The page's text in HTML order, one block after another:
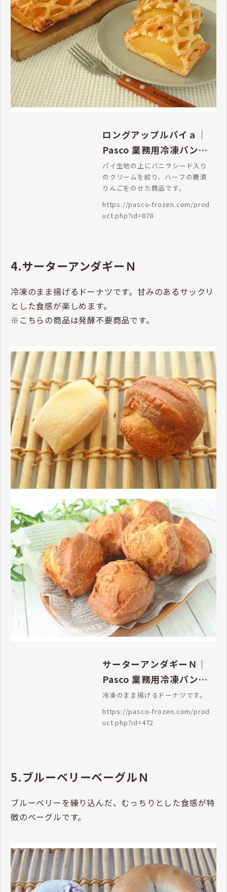
ロングアップルパイａ｜
Pasco 業務用冷凍パン生
地通販 | Pasco 業務用冷
凍パン生地通販
パイ生地の上にバニラシード入り
のクリームを絞り、ハーフの糖漬
りんごをのせた商品です。
https://pasco-frozen.com/prod
uct.php?id=878
4.サーターアンダギーＮ
冷凍のまま揚げるドーナツです。甘みのあるサックリ
とした食感が楽しめます。
※こちらの商品は発酵不要商品です。
サーターアンダギーＮ｜
Pasco 業務用冷凍パン生
地通販 | Pasco 業務用冷
凍パン生地通販
冷凍のまま揚げるドーナツです。
https://pasco-frozen.com/prod
uct.php?id=472
5.ブルーベリーベーグルＮ
ブルーベリーを練り込んだ、むっちりとした食感が特
徴のベーグルです。